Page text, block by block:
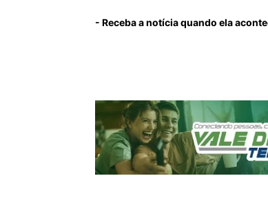
- Receba a notícia quando ela